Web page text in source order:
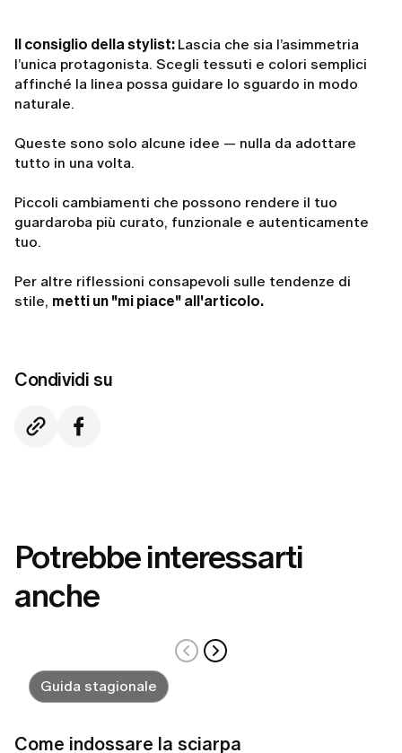
Il consiglio della stylist: Lascia che sia l’asimmetria
l’unica protagonista. Scegli tessuti e colori semplici
affinché la linea possa guidare lo sguardo in modo
naturale.
Queste sono solo alcune idee — nulla da adottare
tutto in una volta.
Piccoli cambiamenti che possono rendere il tuo
guardaroba più curato, funzionale e autenticamente
tuo.
Per altre riflessioni consapevoli sulle tendenze di
stile, metti un "mi piace" all'articolo.
Condividi su
Potrebbe interessarti
anche
Guida stagionale
Come indossare la sciarpa